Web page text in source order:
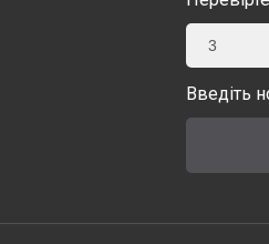
3
Введіть